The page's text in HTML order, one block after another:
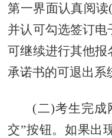
第一界面认真阅
并认可勾选签订
可继续进行其他报
承诺书的可退出系
(二)考生完成
交”按钮。如果出